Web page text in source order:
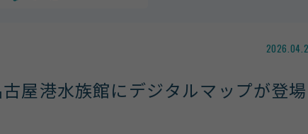
屋港水族館にデジタルマップが登場